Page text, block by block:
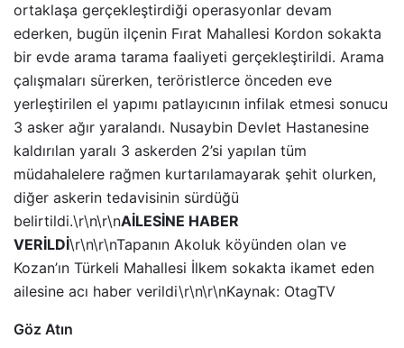
ortaklaşa gerçekleştirdiği operasyonlar devam
ederken, bugün ilçenin Fırat Mahallesi Kordon sokakta
bir evde arama tarama faaliyeti gerçekleştirildi. Arama
çalışmaları sürerken, teröristlerce önceden eve
yerleştirilen el yapımı patlayıcının infilak etmesi sonucu
3 asker ağır yaralandı. Nusaybin Devlet Hastanesine
kaldırılan yaralı 3 askerden 2’si yapılan tüm
müdahalelere rağmen kurtarılamayarak şehit olurken,
diğer askerin tedavisinin sürdüğü
belirtildi.\r\n\r\nAİLESİNE HABER
VERİLDİ\r\n\r\nTapanın Akoluk köyünden olan ve
Kozan’ın Türkeli Mahallesi İlkem sokakta ikamet eden
ailesine acı haber verildi\r\n\r\nKaynak: OtagTV
Göz Atın